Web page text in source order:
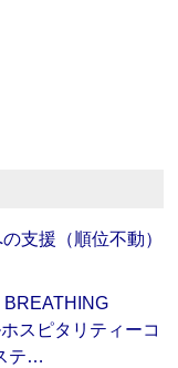
支援（順位不動）
BREATHING
スピタリティーコ
テ…